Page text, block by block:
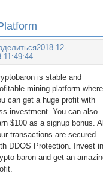
2018-12-
11:49:44
is stable and
mining platform where
can get a huge profit with
investment. You can also
$100 as a signup bonus.
transactions are secured
DDOS Protection. Invest
baron and get an